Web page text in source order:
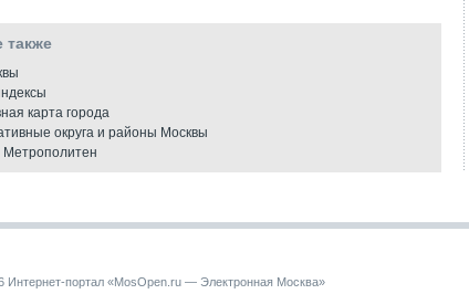
также
карта города
округа и районы Москвы
Метрополитен
портал «MosOpen.ru — Электронная Москва»